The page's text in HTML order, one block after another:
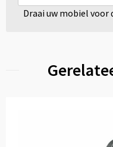
Draai uw mobiel